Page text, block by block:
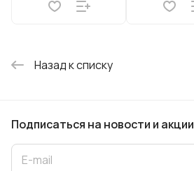
Назад к списку
Подписаться на новости и акции